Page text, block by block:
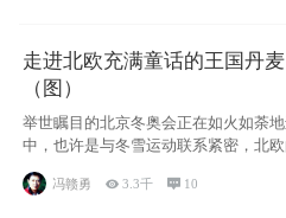
走进北欧充满童话的王国丹麦
（图）
举世瞩目的北京冬奥会正在如火如荼
中，也许是与冬雪运动联系紧密，北
些国家因
冯赣勇 3.3千  10